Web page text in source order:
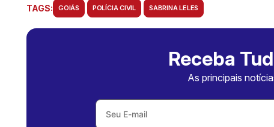
TAGS: GOIÁS POLÍCIA CIVIL SABRINA LELES
Receba
As principais